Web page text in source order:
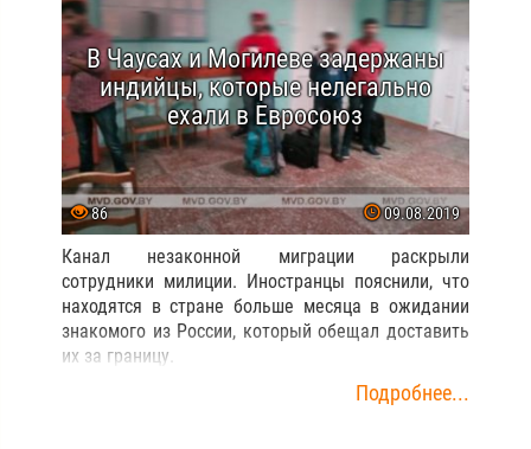
В Чаусах и Могилеве задержаны
индийцы, которые нелегально
ехали в Евросоюз
86 09.08.2019
Канал незаконной миграции раскрыли
сотрудники милиции. Иностранцы пояснили, что
находятся в стране больше месяца в ожидании
знакомого из России, который обещал доставить
их за границу.
Подробнее...